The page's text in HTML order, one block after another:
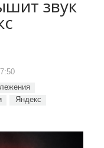
звук
Яндекс